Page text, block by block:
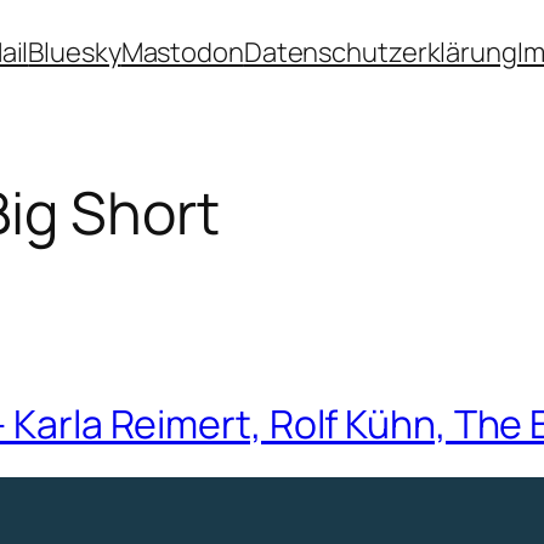
BlueskyMastodonDatenschutzerklärung
Short
Reimert, Rolf Kühn,